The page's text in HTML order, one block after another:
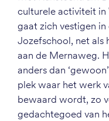
culturele activiteit in
gaat zich vestigen
Jozefschool, net als
aan de Mernaweg.
anders dan
plek waar het werk
bewaard wordt, zo
gedachtegoed van